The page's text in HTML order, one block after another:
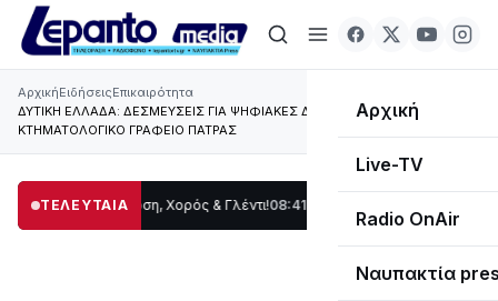
Αρχική
Live-TV
Radio OnAir
Ναυπακτία
ΑρχικήΕιδήσειςΕπικαιρότητα
ΔΥΤΙΚΗ ΕΛΛΑΔΑ: ΔΕΣΜΕΥΣΕΙΣ ΓΙΑ ΨΗΦΙΑΚΕΣ ΔΙΕΥΚΟΛΥΝΣΕΙΣ ΣΤΟ
ΚΤΗΜΑΤΟΛΟΓΙΚΟ ΓΡΑΦΕΙΟ ΠΑΤΡΑΣ
ΤΕΛΕΥΤΑΙΑ
Παράδοση, Χορός & Γλέντι! 08:41 ΤΟ ΠΑΡΤΥ ΣΥΝΕΧΙΖΕΤΑΙ…